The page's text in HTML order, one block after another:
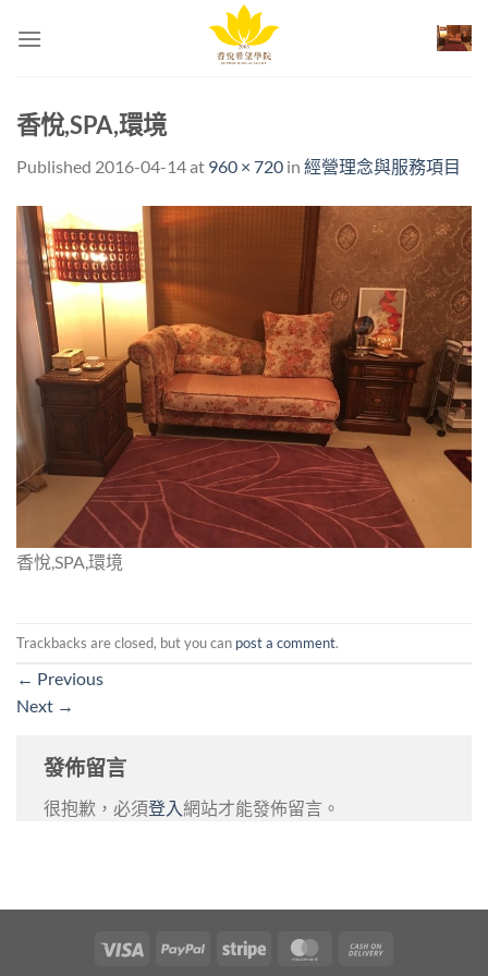
香悅,SPA,環境
Published 2016-04-14at 960 × 720 in 經營理念與服務項目
香悅,SPA,環境
Trackbacks are closed, but you can post a comment.
← Previous
Next →
發佈留言
很抱歉，必須登入網站才能發佈留言。